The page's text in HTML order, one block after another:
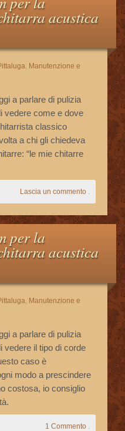
acustica
, Manutenzione e
a parlare di pulizia
vedere come e dove
classico
a chi gli chiedeva
“le mie chitarre
Lascia un commento .
per la
acustica
, Manutenzione e
a parlare di pulizia
vedere il tipo di corde
caso è
modo a prescindere
costosa, io consiglio
1 Commento .